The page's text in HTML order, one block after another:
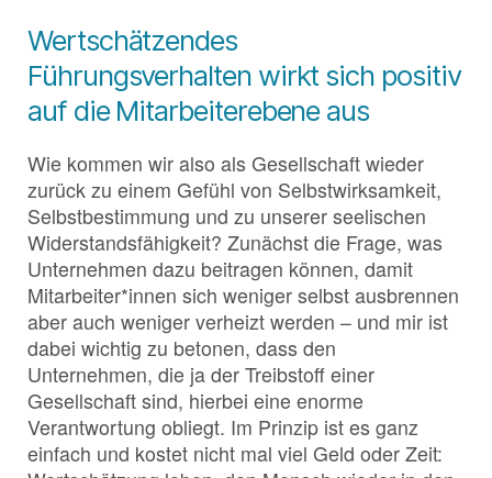
Wertschätzendes
Führungsverhalten wirkt sich positiv
auf die Mitarbeiterebene aus
Wie kommen wir also als Gesellschaft wieder
zurück zu einem Gefühl von Selbstwirksamkeit,
Selbstbestimmung und zu unserer seelischen
Widerstandsfähigkeit? Zunächst die Frage, was
Unternehmen dazu beitragen können, damit
Mitarbeiter*innen sich weniger selbst ausbrennen
aber auch weniger verheizt werden – und mir ist
dabei wichtig zu betonen, dass den
Unternehmen, die ja der Treibstoff einer
Gesellschaft sind, hierbei eine enorme
Verantwortung obliegt. Im Prinzip ist es ganz
einfach und kostet nicht mal viel Geld oder Zeit: